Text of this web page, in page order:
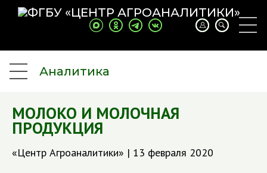
Аналитика
МОЛОКО И МОЛОЧНАЯ
ПРОДУКЦИЯ
«Центр Агроаналитики» | 13 февраля 2020